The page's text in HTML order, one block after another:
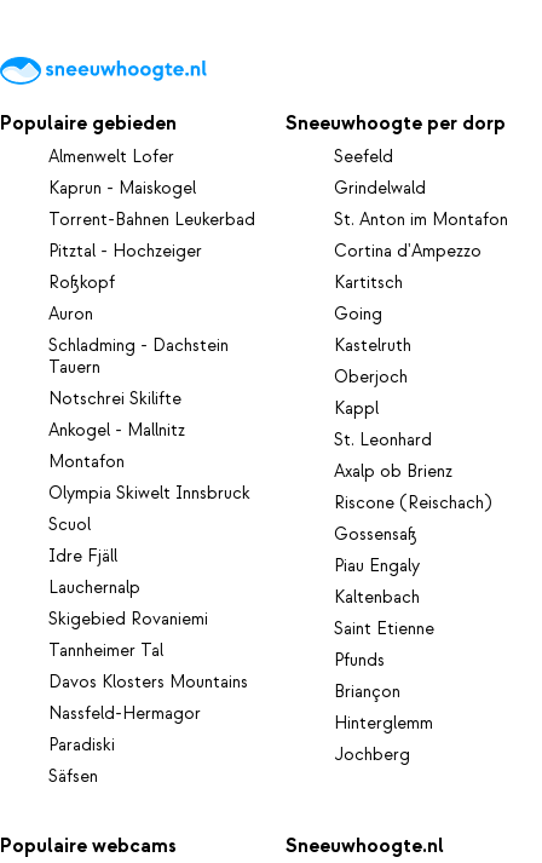
Populaire gebieden
Almenwelt Lofer
Kaprun - Maiskogel
Torrent-Bahnen Leukerbad
Pitztal - Hochzeiger
Roßkopf
Auron
Schladming - Dachstein
Tauern
Notschrei Skilifte
Ankogel - Mallnitz
Montafon
Olympia Skiwelt Innsbruck
Scuol
Idre Fjäll
Lauchernalp
Skigebied Rovaniemi
Tannheimer Tal
Davos Klosters Mountains
Nassfeld-Hermagor
Paradiski
Säfsen
Sneeuwhoogte per dorp
Seefeld
Grindelwald
St. Anton im Montafon
Cortina d'Ampezzo
Kartitsch
Going
Kastelruth
Oberjoch
Kappl
St. Leonhard
Axalp ob Brienz
Riscone (Reischach)
Gossensaß
Piau Engaly
Kaltenbach
Saint Etienne
Pfunds
Briançon
Hinterglemm
Jochberg
Populaire webcams Sneeuwhoogte.nl